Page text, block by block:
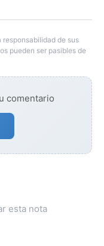
de sus
pueden ser pasibles de
comentario
esta nota